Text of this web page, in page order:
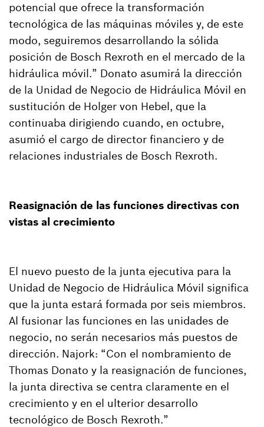
potencial que ofrece la transformación
tecnológica de las máquinas móviles y, de este
modo, seguiremos desarrollando la sólida
posición de Bosch Rexroth en el mercado de la
hidráulica móvil.” Donato asumirá la dirección
de la Unidad de Negocio de Hidráulica Móvil en
sustitución de Holger von Hebel, que la
continuaba dirigiendo cuando, en octubre,
asumió el cargo de director financiero y de
relaciones industriales de Bosch Rexroth.
Reasignación de las funciones directivas con
vistas al crecimiento
El nuevo puesto de la junta ejecutiva para la
Unidad de Negocio de Hidráulica Móvil significa
que la junta estará formada por seis miembros.
Al fusionar las funciones en las unidades de
negocio, no serán necesarios más puestos de
dirección. Najork: “Con el nombramiento de
Thomas Donato y la reasignación de funciones,
la junta directiva se centra claramente en el
crecimiento y en el ulterior desarrollo
tecnológico de Bosch Rexroth.”